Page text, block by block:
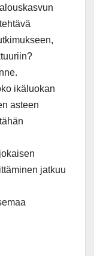
ikäluokan
asteen
jatkuu